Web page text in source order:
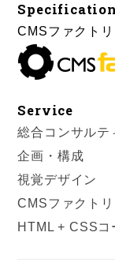
CMSファクト
Service
総合コンサルテ
企画・構成
視覚デザイン
CMSファクトリ
HTML + CSSコ